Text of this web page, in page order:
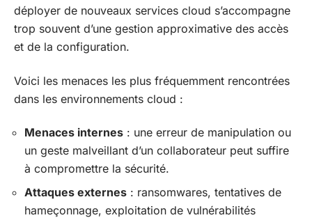
déployer de nouveaux services cloud s’accompagne
trop souvent d’une gestion approximative des accès
et de la configuration.
Voici les menaces les plus fréquemment rencontrées
dans les environnements cloud :
Menaces internes : une erreur de manipulation ou
un geste malveillant d’un collaborateur peut suffire
à compromettre la sécurité.
Attaques externes : ransomwares, tentatives de
hameçonnage, exploitation de vulnérabilités